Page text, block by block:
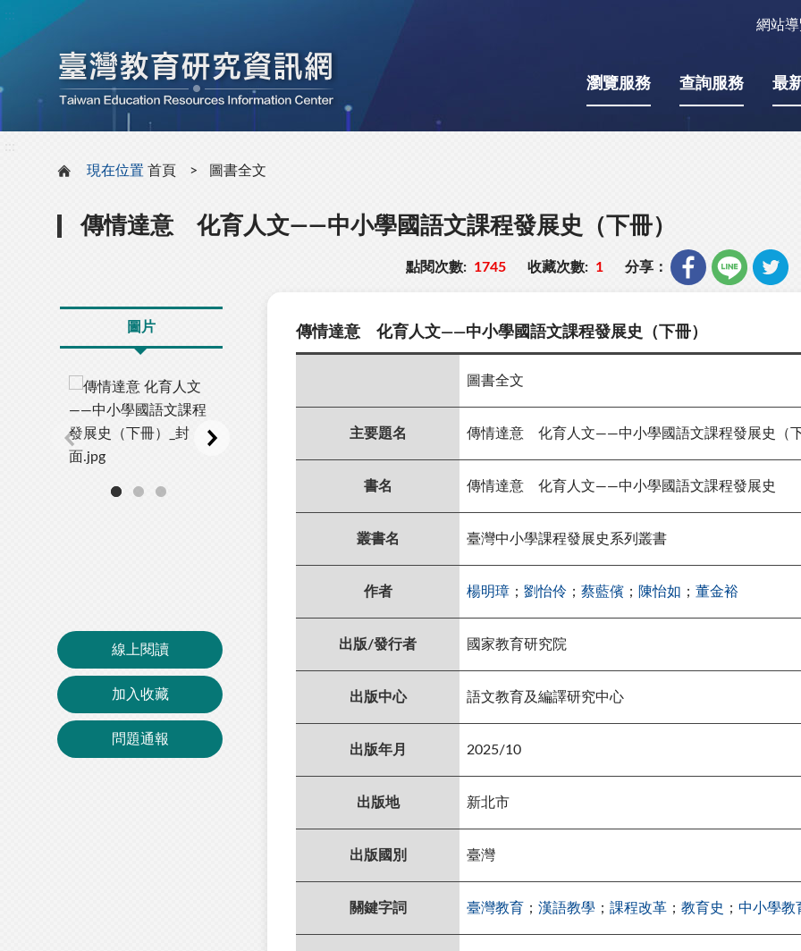
網站
瀏覽服務 查詢服務 最
現在位置 首頁 圖書全文
傳情達意 化育人文——中小學國語文課程發展史（下冊）
點閱次數: 1745 收藏次數: 1 分享：
圖片
線上閱讀
加入收藏
問題通報
傳情達意 化育人文——中小學國語文課程發展史（下冊）
圖書全文
主要題名 傳情達意 化育人文——中小學國語文課程發展史（
書名 傳情達意 化育人文——中小學國語文課程發展史
叢書名 臺灣中小學課程發展史系列叢書
作者 楊明璋 ； 劉怡伶 ； 蔡藍儐 ； 陳怡如 ； 董金裕
出版/發行者 國家教育研究院
出版中心 語文教育及編譯研究中心
出版年月 2025/10
出版地 新北市
出版國別 臺灣
關鍵字詞 臺灣教育 ； 漢語教學 ； 課程改革 ； 教育史 ； 中小學教